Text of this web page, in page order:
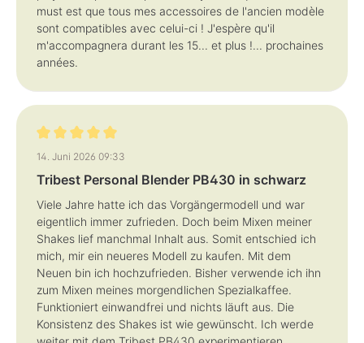
must est que tous mes accessoires de l'ancien modèle
sont compatibles avec celui-ci ! J'espère qu'il
m'accompagnera durant les 15... et plus !... prochaines
années.
Bewertung mit 5 von 5 Sternen
14. Juni 2026 09:33
Tribest Personal Blender PB430 in schwarz
Viele Jahre hatte ich das Vorgängermodell und war
eigentlich immer zufrieden. Doch beim Mixen meiner
Shakes lief manchmal Inhalt aus. Somit entschied ich
mich, mir ein neueres Modell zu kaufen. Mit dem
Neuen bin ich hochzufrieden. Bisher verwende ich ihn
zum Mixen meines morgendlichen Spezialkaffee.
Funktioniert einwandfrei und nichts läuft aus. Die
Konsistenz des Shakes ist wie gewünscht. Ich werde